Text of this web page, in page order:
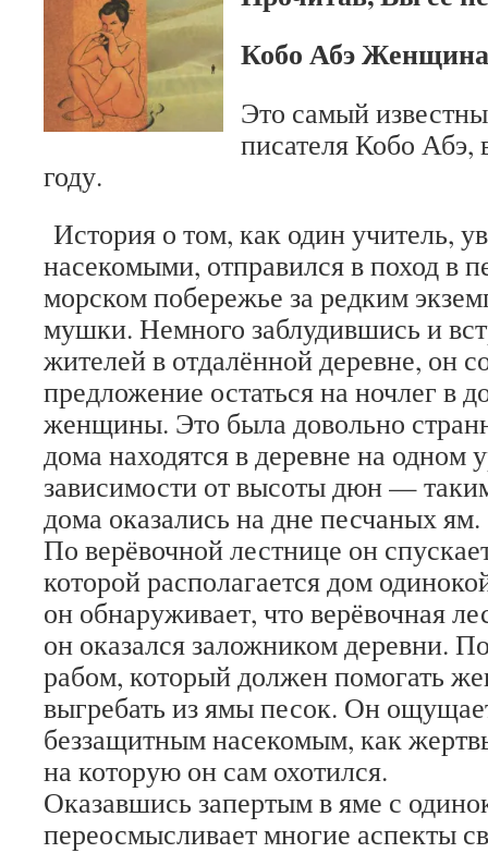
Кобо Абэ
Это самый
писателя Кобо
году.
История о том, как один учитель,
насекомыми, отправился в поход в
морском побережье за редким
мушки. Немного заблудившись и
жителей в отдалённой деревне, он
предложение остаться на ночлег в
женщины. Это была довольно
дома находятся в деревне на одном
зависимости от высоты дюн —
дома оказались на дне песчаных ям.
По верёвочной лестнице он
которой располагается дом
он обнаруживает, что верёвочная
он оказался заложником деревни.
рабом, который должен помогать
выгребать из ямы песок. Он
беззащитным насекомым, как
на которую он сам охотился.
Оказавшись запертым в яме с
переосмысливает многие аспекты